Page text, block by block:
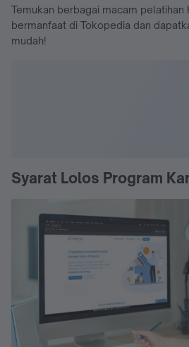
Temukan berbagai macam pelatihan
bermanfaat di Tokopedia dan
mudah!
Syarat Lolos Program